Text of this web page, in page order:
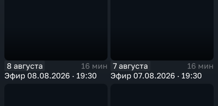
8 августа
16 мин
Эфир 08.08.2026 · 19:30
7 августа
16 мин
Эфир 07.08.2026 · 19:30